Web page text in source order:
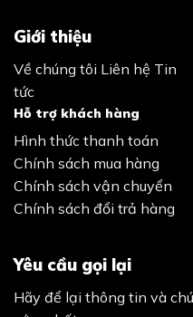
Giới thiệu
Về chúng tôi Liên hệ Tin
tức
Hỗ trợ khách hàng
Hình thức thanh toán
Chính sách mua hàng
Chính sách vận chuyển
Chính sách đổi trả hàng
Yêu cầu gọi lại
Hãy để lại thông tin và